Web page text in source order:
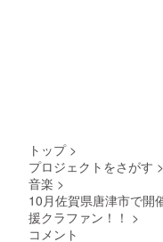
トップ >
プロジェクトをさがす >
音楽 >
10月佐賀県唐津市で開
援クラファン！！ >
コメント